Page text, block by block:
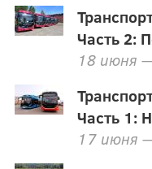
Часть 2:
18 июня
Часть 1:
17 июня